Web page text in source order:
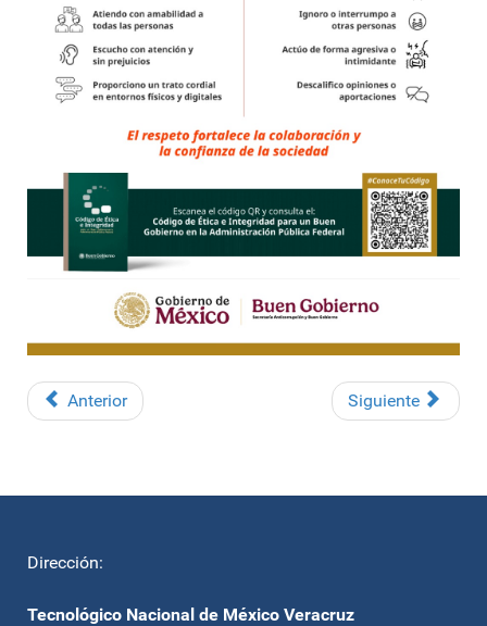
Anterior Siguiente
Dirección:
Tecnológico Nacional de México Veracruz